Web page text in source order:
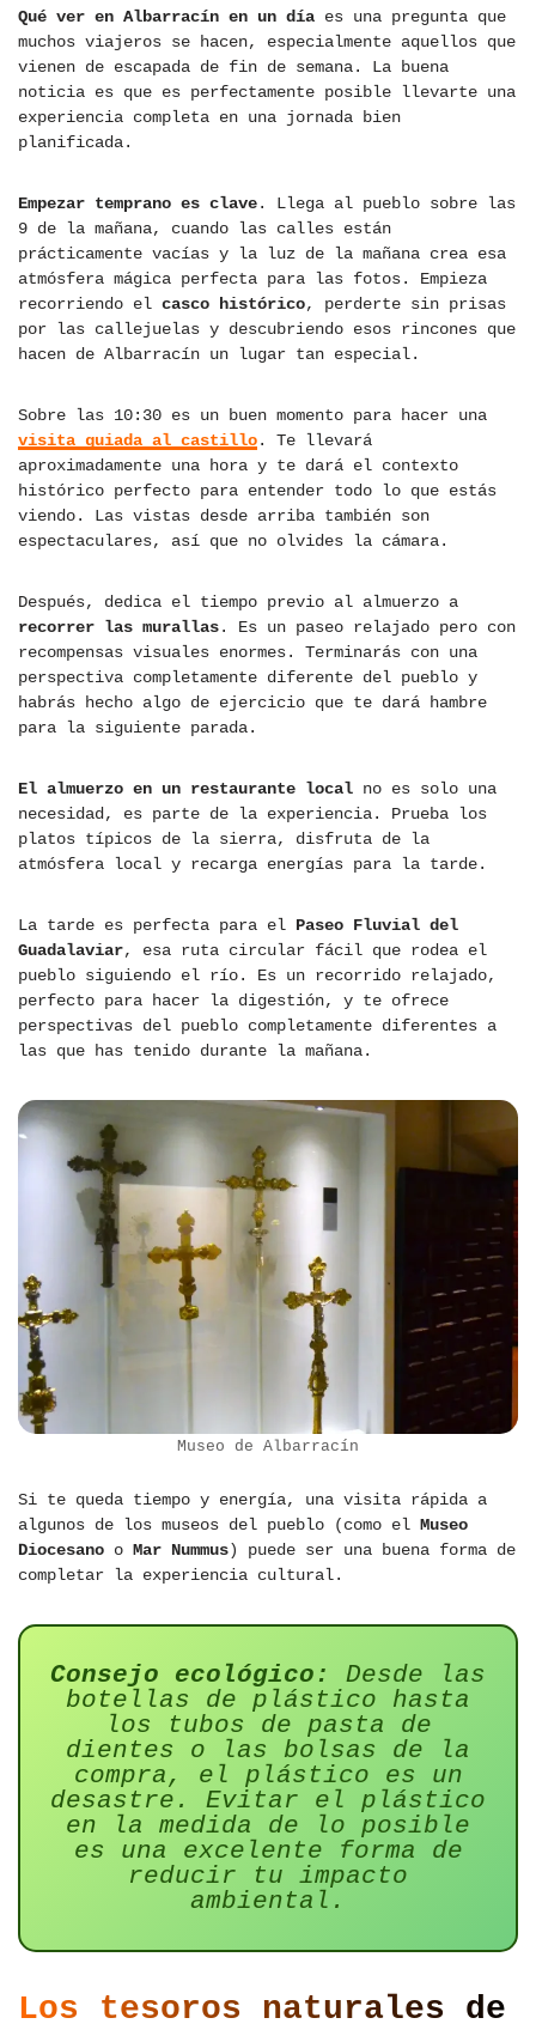
Qué ver en Albarracín en un día es una pregunta que
muchos viajeros se hacen, especialmente aquellos que
vienen de escapada de fin de semana. La buena
noticia es que es perfectamente posible llevarte una
experiencia completa en una jornada bien
planificada.
Empezar temprano es clave. Llega al pueblo sobre las
9 de la mañana, cuando las calles están
prácticamente vacías y la luz de la mañana crea esa
atmósfera mágica perfecta para las fotos. Empieza
recorriendo el casco histórico, perderte sin prisas
por las callejuelas y descubriendo esos rincones que
hacen de Albarracín un lugar tan especial.
Sobre las 10:30 es un buen momento para hacer una
visita guiada al castillo. Te llevará
aproximadamente una hora y te dará el contexto
histórico perfecto para entender todo lo que estás
viendo. Las vistas desde arriba también son
espectaculares, así que no olvides la cámara.
Después, dedica el tiempo previo al almuerzo a
recorrer las murallas. Es un paseo relajado pero con
recompensas visuales enormes. Terminarás con una
perspectiva completamente diferente del pueblo y
habrás hecho algo de ejercicio que te dará hambre
para la siguiente parada.
El almuerzo en un restaurante local no es solo una
necesidad, es parte de la experiencia. Prueba los
platos típicos de la sierra, disfruta de la
atmósfera local y recarga energías para la tarde.
La tarde es perfecta para el Paseo Fluvial del
Guadalaviar, esa ruta circular fácil que rodea el
pueblo siguiendo el río. Es un recorrido relajado,
perfecto para hacer la digestión, y te ofrece
perspectivas del pueblo completamente diferentes a
las que has tenido durante la mañana.
Museo de Albarracín
Si te queda tiempo y energía, una visita rápida a
algunos de los museos del pueblo (como el Museo
Diocesano o Mar Nummus) puede ser una buena forma de
completar la experiencia cultural.
Consejo ecológico:
Desde las
botellas de plástico hasta
los tubos de pasta de
dientes o las bolsas de la
compra, el plástico es un
desastre. Evitar el plástico
en la medida de lo posible
es una excelente forma de
reducir tu impacto
ambiental.
Los tesoros naturales de